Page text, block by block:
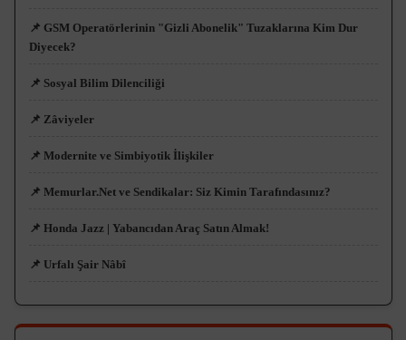
📌 GSM Operatörlerinin "Gizli Abonelik" Tuzaklarına Kim Dur
Diyecek?
📌 Sosyal Bilim Dilenciliği
📌 Zâviyeler
📌 Modernite ve Simbiyotik İlişkiler
📌 Memurlar.Net ve Sendikalar: Siz Kimin Tarafındasınız?
📌 Honda Jazz | Yabancıdan Araç Satın Almak!
📌 Urfalı Şair Nâbî